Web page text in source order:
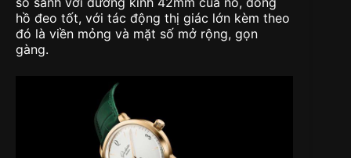
hồ đeo tốt, với tác động thị giác lớn kèm theo
đó là viền mỏng và mặt số mở rộng, gọn
gàng.